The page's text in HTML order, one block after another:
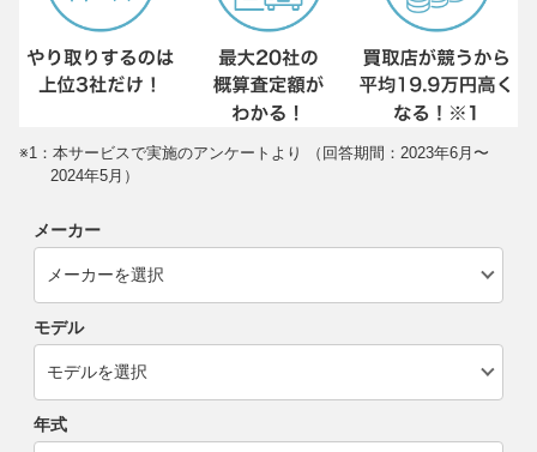
※1：本サービスで実施のアンケートより （回答期間：2023年6月〜
2024年5月）
メーカー
モデル
年式